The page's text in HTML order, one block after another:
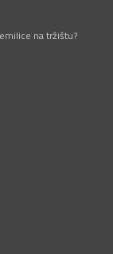
na tržištu?